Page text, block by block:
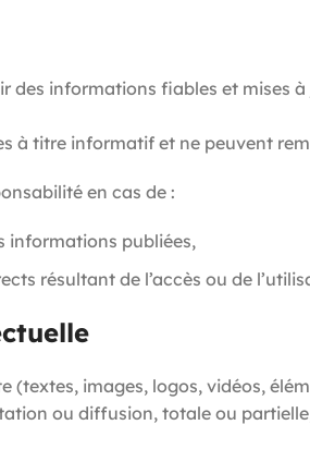
des informations fiables et mises
à titre informatif et ne peuvent
en cas de :
informations publiées,
résultant de l’accès ou de
(textes, images, logos, vidéos,
ou diffusion, totale ou